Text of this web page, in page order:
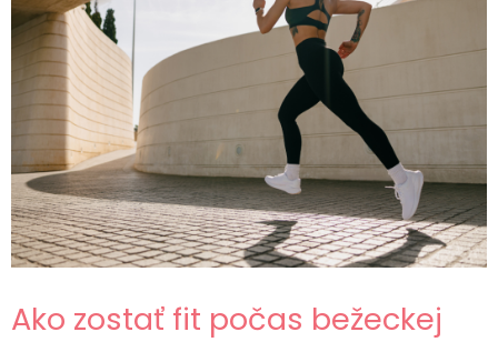
Ako zostať fit počas bežeckej